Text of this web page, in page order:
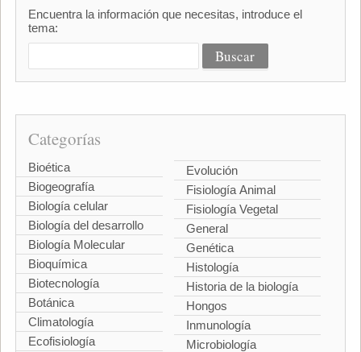
Encuentra la información que necesitas, introduce el
tema:
Categorías
Bioética
Biogeografía
Biología celular
Biología del desarrollo
Biología Molecular
Bioquímica
Biotecnología
Botánica
Climatología
Ecofisiología
Evolución
Fisiología Animal
Fisiología Vegetal
General
Genética
Histología
Historia de la biología
Hongos
Inmunología
Microbiología